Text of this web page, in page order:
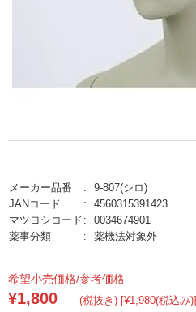
メーカー品番
9-807(シロ)
JANコード
4560315391423
マツヨシコード
0034674901
薬事分類
薬機法対象外
希望小売価格/参考価格
¥1,800 (税抜き) [¥1,980(税込み)]